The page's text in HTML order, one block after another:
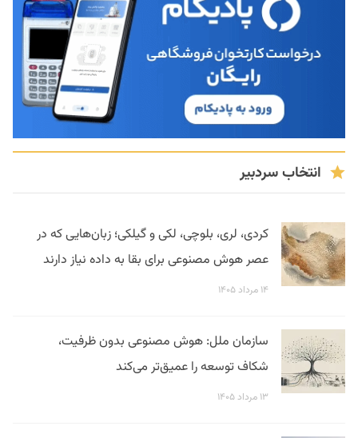
انتخاب سردبیر
کردی، لری، بلوچی، لکی و گیلکی؛ زبان‌هایی که در
عصر هوش مصنوعی برای بقا به داده نیاز دارند
۱۴ مرداد ۱۴۰۵
سازمان ملل: هوش مصنوعی بدون ظرفیت،
شکاف توسعه را عمیق‌تر می‌کند
۱۳ مرداد ۱۴۰۵